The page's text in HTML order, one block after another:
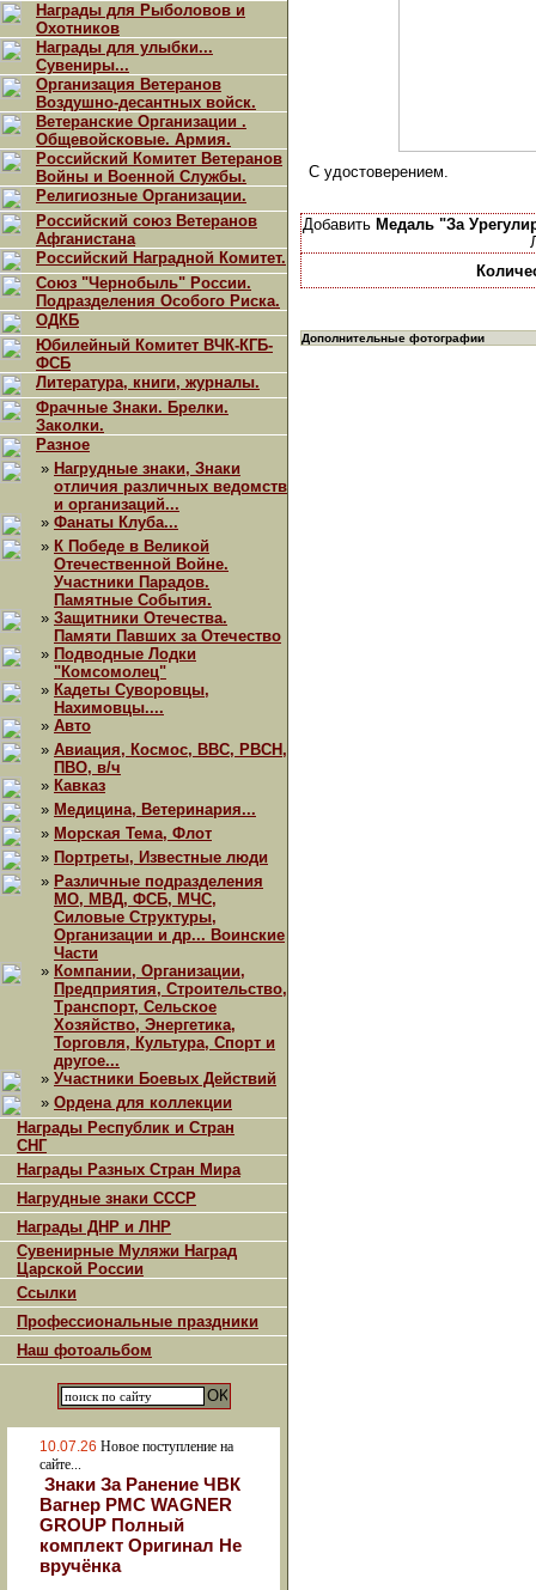
Награды для Рыболовов и
Охотников
Награды для улыбки...
Сувениры...
Организация Ветеранов
Воздушно-десантных войск.
Ветеранские Организации .
Общевойсковые. Армия.
Российский Комитет Ветеранов
Войны и Военной Службы.
Религиозные Организации.
Российский союз Ветеранов
Афганистана
Российский Наградной Комитет.
Союз "Чернобыль" России.
Подразделения Особого Риска.
ОДКБ
Юбилейный Комитет ВЧК-КГБ-
ФСБ
Литература, книги, журналы.
Фрачные Знаки. Брелки.
Заколки.
Разное
» Нагрудные знаки, Знаки
отличия различных ведомств
и организаций...
» Фанаты Клуба...
» К Победе в Великой
Отечественной Войне.
Участники Парадов.
Памятные События.
» Защитники Отечества.
Памяти Павших за Отечество
» Подводные Лодки
"Комсомолец"
» Кадеты Суворовцы,
Нахимовцы....
» Авто
» Авиация, Космос, ВВС, РВСН,
ПВО, в/ч
» Кавказ
» Медицина, Ветеринария...
» Морская Тема, Флот
» Портреты, Известные люди
» Различные подразделения
МО, МВД, ФСБ, МЧС,
Силовые Структуры,
Организации и др... Воинские
Части
» Компании, Организации,
Предприятия, Строительство,
Транспорт, Сельское
Хозяйство, Энергетика,
Торговля, Культура, Спорт и
другое...
» Участники Боевых Действий
» Ордена для коллекции
Награды Республик и Стран
СНГ
Награды Разных Стран Мира
Нагрудные знаки СССР
Награды ДНР и ЛНР
Сувенирные Муляжи Наград
Царской России
Ссылки
Профессиональные праздники
Наш фотоальбом
10.07.26 Новое поступление на
сайте...
Знаки За Ранение ЧВК
Вагнер РМС WAGNER
GROUP Полный
комплект Оригинал Не
вручёнка
С удостоверением.
Добавить Медаль "За
Дополнительные фотографии